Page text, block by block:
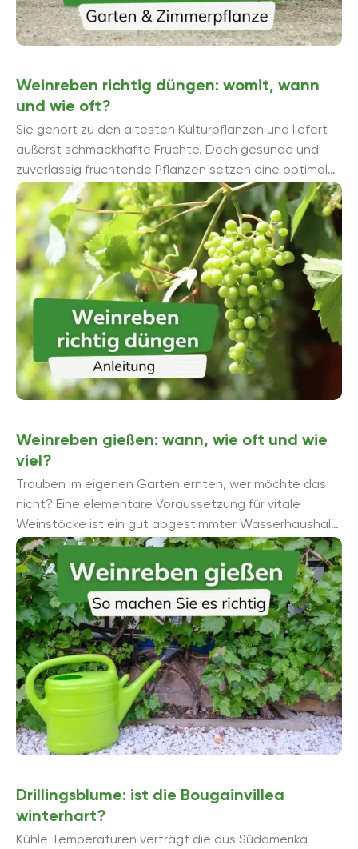
Weinreben richtig düngen: womit, wann
und wie oft?
Sie gehört zu den ältesten Kulturpflanzen und liefert
äußerst schmackhafte Früchte. Doch gesunde und
zuverlässig fruchtende Pflanzen setzen eine optimale
Nährstoffversorgung voraus. Doch wann dü...
Weinreben gießen: wann, wie oft und wie
viel?
Trauben im eigenen Garten ernten, wer möchte das
nicht? Eine elementare Voraussetzung für vitale
Weinstöcke ist ein gut abgestimmter Wasserhaushalt.
Wir verraten Ihnen, wann und wie Sie ...
Drillingsblume: ist die Bougainvillea
winterhart?
Kühle Temperaturen verträgt die aus Südamerika